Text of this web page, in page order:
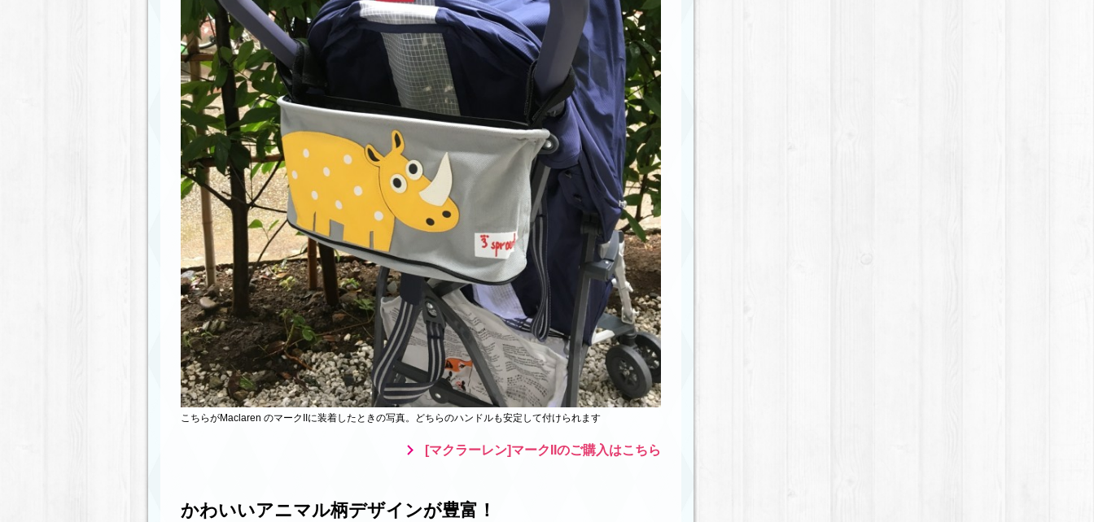
こちらがMaclaren のマークIIに装着したときの写真。どちらのハンドルも安定して付けられます
[マクラーレン]マークIIのご購入はこちら
かわいいアニマル柄デザインが豊富！